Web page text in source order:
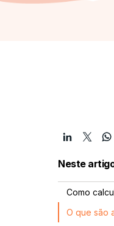
Neste
Como
O que são